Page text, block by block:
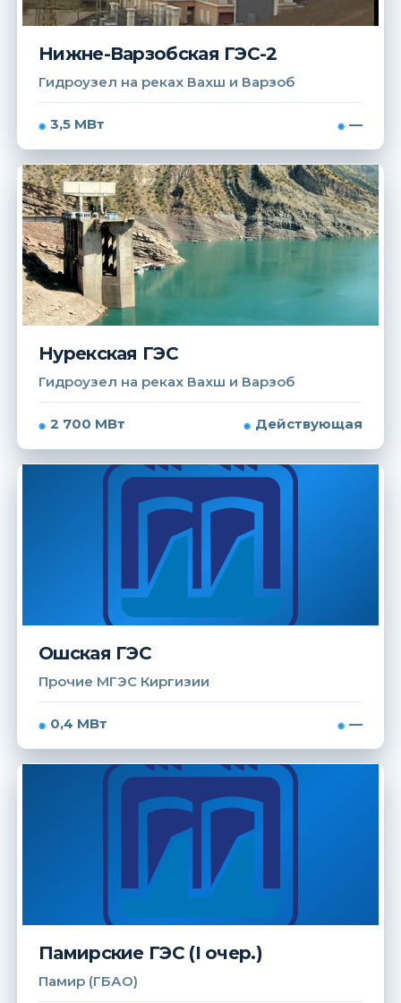
Нижне-Варзобская ГЭС-2
Гидроузел на реках Вахш и Варзоб
3,5 МВт —
Нурекская ГЭС
Гидроузел на реках Вахш и Варзоб
2 700 МВт Действующая
Ошская ГЭС
Прочие МГЭС Киргизии
0,4 МВт —
Памирские ГЭС (I очер.)
Памир (ГБАО)